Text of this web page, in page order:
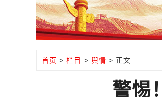
首页 > 栏目 > 舆情 > 正文
警惕